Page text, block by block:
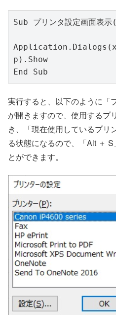
Sub プリンタ設定画面表
p).Show
End Sub
実行すると、以下のように「
が開きますので、使用するプ
き、「現在使用しているプリ
る状態になるので、「Alt ＋
とができます。